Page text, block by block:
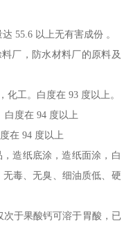
55.6 以上无有害成份 。
厂，防水材料厂的原料及
化工。白度在 93 度以上。
白度在 94 度以上
在 94 度以上
造纸底涂，造纸面涂，白
毒、无臭、细油质低、硬
次于果酸钙可溶于胃酸，已